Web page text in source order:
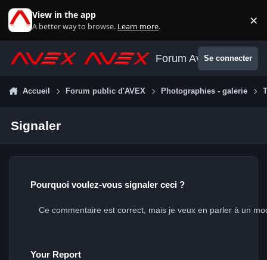
View in the app
A better way to browse. Learn more. ×
Forum AvexSe connecter
Accueil Forum public d'AVEX Photographies - galerie
Signaler
Pourquoi voulez-vous signaler ceci ?
Your Report